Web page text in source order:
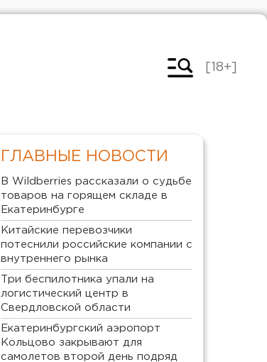
[18+]
ГЛАВНЫЕ НОВОСТИ
В Wildberries рассказали о судьбе
товаров на горящем складе в
Екатеринбурге
Китайские перевозчики
потеснили российские компании с
внутреннего рынка
Три беспилотника упали на
логистический центр в
Свердловской области
Екатеринбургский аэропорт
Кольцово закрывают для
самолетов второй день подряд